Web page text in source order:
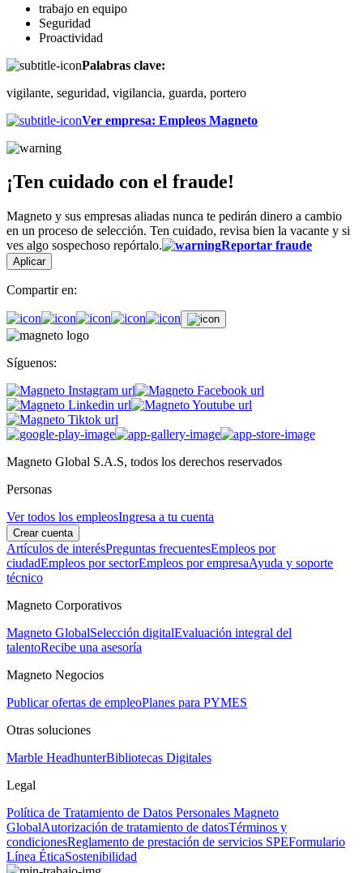
trabajo en equipo
Seguridad
Proactividad
Palabras clave:
vigilante, seguridad, vigilancia, guarda, portero
Ver empresa: Empleos Magneto
¡Ten cuidado con el fraude!
Magneto y sus empresas aliadas nunca te pedirán dinero a cambio
en un proceso de selección. Ten cuidado, revisa bien la vacante y si
ves algo sospechoso repórtalo.
Reportar fraude
Aplicar
Compartir en:
Síguenos:
Magneto Global S.A.S, todos los derechos reservados
Personas
Ver todos los empleosIngresa a tu cuenta
Crear cuenta
Artículos de interésPreguntas frecuentesEmpleos por
ciudadEmpleos por sectorEmpleos por empresaAyuda y soporte
técnico
Magneto Corporativos
Magneto GlobalSelección digitalEvaluación integral del
talentoRecibe una asesoría
Magneto Negocios
Publicar ofertas de empleoPlanes para PYMES
Otras soluciones
Marble HeadhunterBibliotecas Digitales
Legal
Política de Tratamiento de Datos Personales Magneto
GlobalAutorización de tratamiento de datosTérminos y
condicionesReglamento de prestación de servicios SPEFormulario
Línea ÉticaSostenibilidad